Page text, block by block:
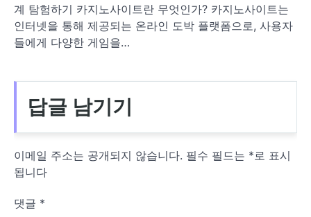
계 탐험하기 카지노사이트란 무엇인가? 카지노사이트는
인터넷을 통해 제공되는 온라인 도박 플랫폼으로, 사용자
들에게 다양한 게임을…
답글 남기기
이메일 주소는 공개되지 않습니다. 필수 필드는 * 로 표시
됩니다
댓글 *